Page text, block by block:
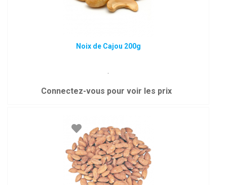
Noix de Cajou 200g
.
Connectez-vous pour voir les prix